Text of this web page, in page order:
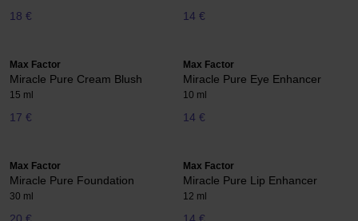
18 € 14 €
Max Factor
Miracle Pure Cream Blush
15 ml
17 €
Max Factor
Miracle Pure Eye Enhancer
10 ml
14 €
Max Factor
Miracle Pure Foundation
30 ml
Max Factor
Miracle Pure Lip Enhancer
12 ml